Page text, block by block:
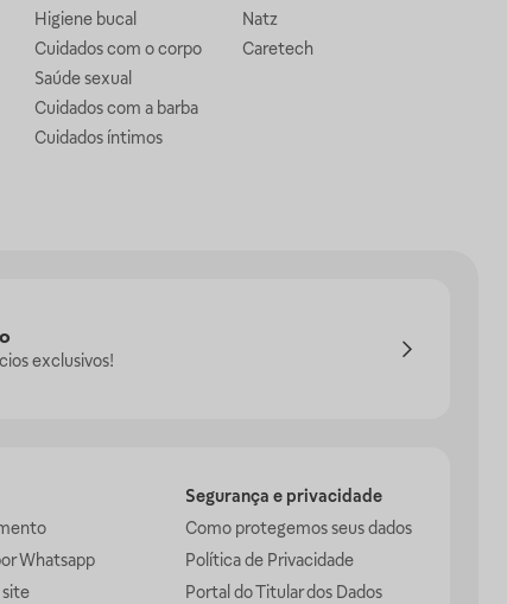
Higiene bucal
Cuidados com o corpo
Saúde sexual
Cuidados com a barba
Cuidados íntimos
Natz
Caretech
exclusivos!
Whatsapp
Segurança e privacidade
Como protegemos seus dados
Política de Privacidade
Portal do Titular dos Dados